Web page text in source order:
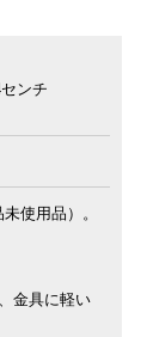
ンチ
使用品）。
金具に軽い